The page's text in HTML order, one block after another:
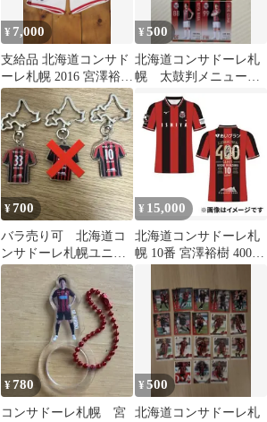
¥ 7,000
支給品 北海道コンサド
ーレ札幌 2016 宮澤裕樹
#10 パンツ Kappa
¥500
北海道コンサドーレ札
幌 太鼓判メニューカ
ード7枚セット
¥700
バラ売り可 北海道コ
ンサドーレ札幌ユニ型
キーホルダー 宮澤
¥ 15,000
北海道コンサドーレ札
幌 10番 宮澤裕樹 400試
ォーム
¥780
コンサドーレ札幌 宮
¥500
北海道コンサドーレ札